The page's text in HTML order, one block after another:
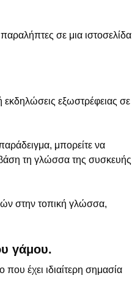
σε μια ιστοσελίδα
εκδηλώσεις εξωστρέφειας σε
μπορείτε να
τη γλώσσα της συσκευής
στην τοπική γλώσσα,
γάμου.
έχει ιδιαίτερη σημασία